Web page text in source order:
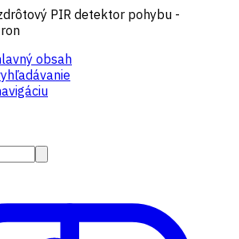
PIR detektor pohybu -
obsah